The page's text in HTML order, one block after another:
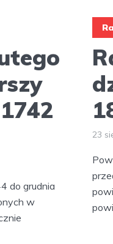
do grudnia
w
23